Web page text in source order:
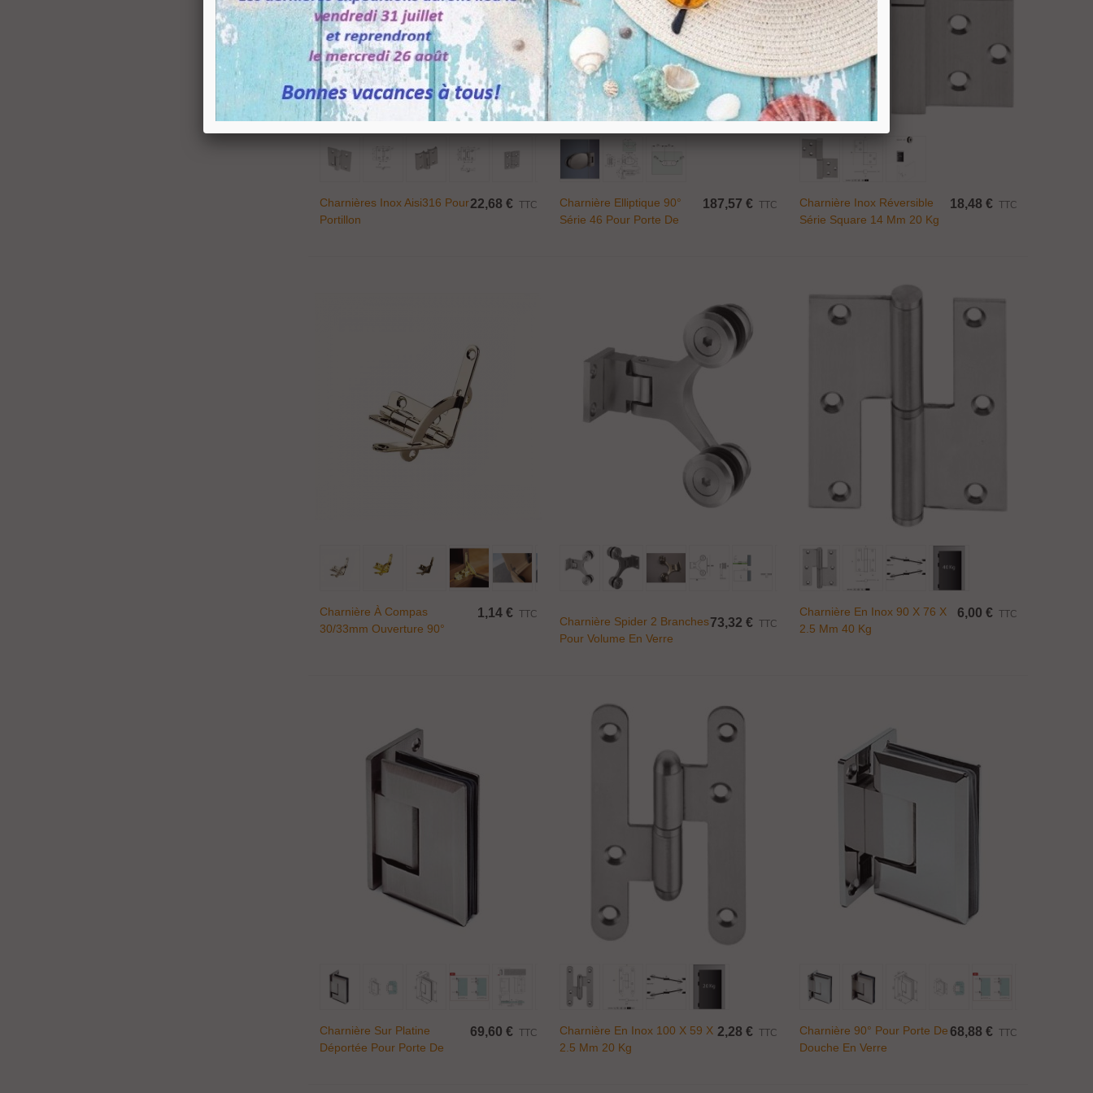
Charnières Inox Aisi316 Pour
Portillon
22,68 € TTC
Ajouter Au Panier
Charnière Elliptique 90°
Série 46 Pour Porte De
187,57 € TTC
Ajouter Au Panier
Charnière Inox Réversible
Série Square 14 Mm 20 Kg
18,48 € TTC
Ajouter Au Panier
Charnière À Compas
30/33mm Ouverture 90°
1,14 € TTC
Ajouter Au Panier
Charnière Spider 2 Branches
Pour Volume En Verre
73,32 € TTC
Charnière En Inox 90 X 76 X
2.5 Mm 40 Kg
6,00 € TTC
Charnière Sur Platine
Déportée Pour Porte De
69,60 € TTC
Charnière En Inox 100 X 59 X
2.5 Mm 20 Kg
2,28 € TTC
Ajouter Au Panier
Charnière 90° Pour Porte De
Douche En Verre
68,88 € TTC